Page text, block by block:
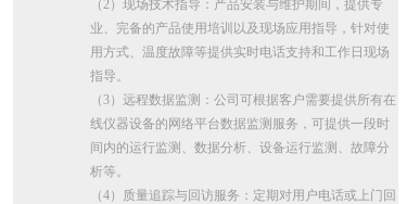
（2）现场技术指导：产品安装与维护期间，提供专
业、完备的产品使用培训以及现场应用指导，针对使
用方式、温度故障等提供实时电话支持和工作日现场
指导。
（3）远程数据监测：公司可根据客户需要提供所有在
线仪器设备的网络平台数据监测服务，可提供一段时
间内的运行监测、数据分析、设备运行监测、故障分
析等。
（4）质量追踪与回访服务：定期对用户电话或上门回